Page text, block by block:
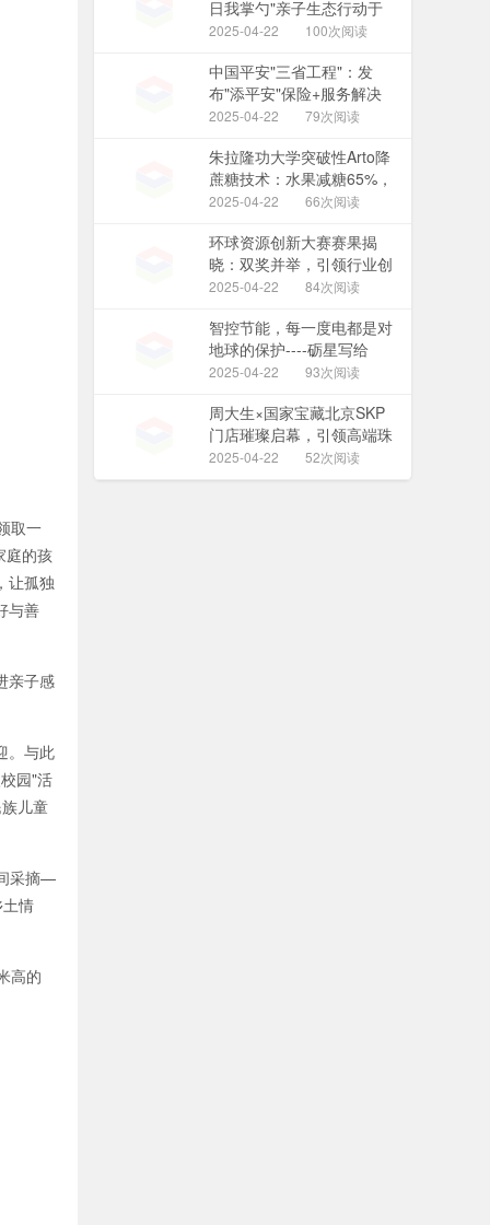
取一
庭的孩
让孤独
与善
亲子感
。与此
园"活
儿童
采摘—
情
高的
日我掌勺"亲子生态行动于
山阳田园启幕
2025-04-22 100次阅读
中国平安"三省工程"：发
布"添平安"保险+服务解决
方案，定义"好保险"时代标
2025-04-22 79次阅读
朱拉隆功大学突破性Arto降
蔗糖技术：水果减糖65%，
转化为益生元，助力更健康
2025-04-22 66次阅读
环球资源创新大赛赛果揭
晓：双奖并举，引领行业创
新潮流
2025-04-22 84次阅读
智控节能，每一度电都是对
地球的保护----砺星写给
2025世界地球日
2025-04-22 93次阅读
周大生×国家宝藏北京SKP
门店璀璨启幕，引领高端珠
宝雅奢风尚
2025-04-22 52次阅读